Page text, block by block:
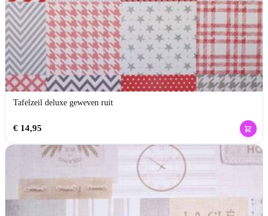
Tafelzeil deluxe geweven ruit
€14,95